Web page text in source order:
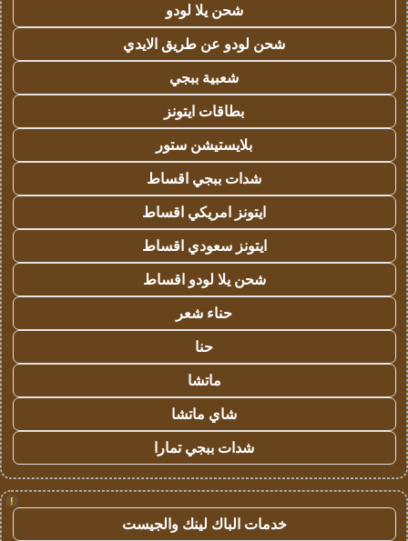
شحن يلا لودو
شحن لودو عن طريق الايدي
شعبية ببجي
بطاقات ايتونز
بلايستيشن ستور
شدات ببجي اقساط
ايتونز امريكي اقساط
ايتونز سعودي اقساط
شحن يلا لودو اقساط
حناء شعر
حنا
ماتشا
شاي ماتشا
شدات ببجي تمارا
!
خدمات الباك لينك والجيست